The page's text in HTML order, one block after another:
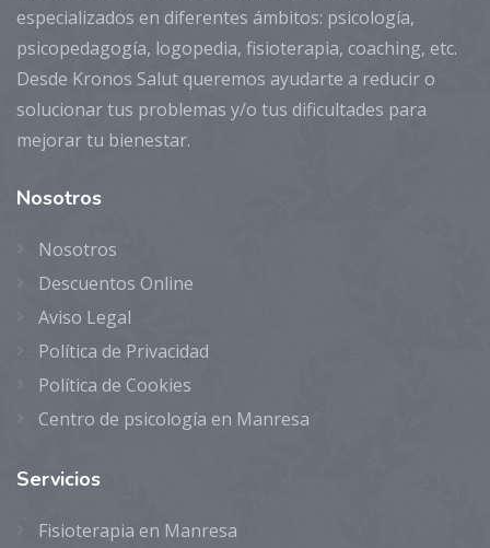
especializados en diferentes ámbitos: psicología,
psicopedagogía, logopedia, fisioterapia, coaching, etc.
Desde Kronos Salut queremos ayudarte a reducir o
solucionar tus problemas y/o tus dificultades para
mejorar tu bienestar.
Nosotros
Nosotros
Descuentos Online
Aviso Legal
Política de Privacidad
Política de Cookies
Centro de psicología en Manresa
Servicios
Fisioterapia en Manresa